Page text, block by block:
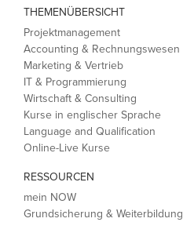
THEMENÜBERSICHT
Projektmanagement
Accounting & Rechnungswesen
Marketing & Vertrieb
IT & Programmierung
Wirtschaft & Consulting
Kurse in englischer Sprache
Language and Qualification
Online-Live Kurse
RESSOURCEN
mein NOW
Grundsicherung & Weiterbildung